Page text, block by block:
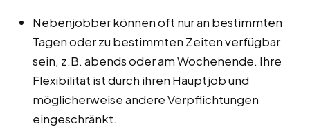
Nebenjobber können oft nur an bestimmten
Tagen oder zu bestimmten Zeiten verfügbar
sein, z.B. abends oder am Wochenende. Ihre
Flexibilität ist durch ihren Hauptjob und
möglicherweise andere Verpflichtungen
eingeschränkt.